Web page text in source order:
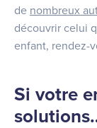
de nombreux
découvrir celui
enfant, rendez-
Si votre